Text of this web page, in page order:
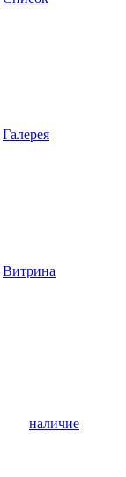
Галерея
Витрина
наличие